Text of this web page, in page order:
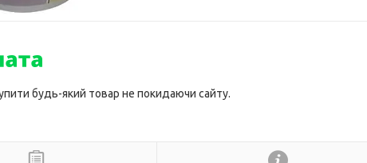
будь-який товар не покидаючи сайту.